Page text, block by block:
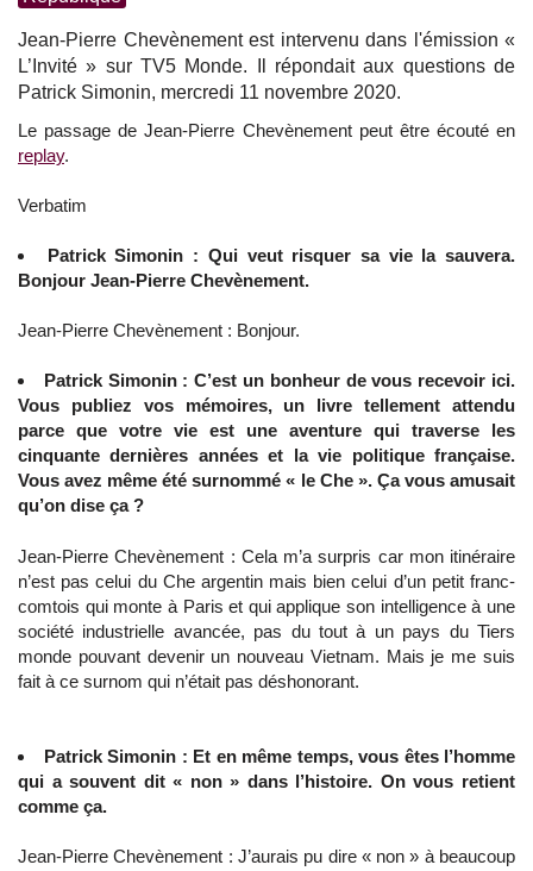
Jean-Pierre Chevènement est intervenu dans l'émission «
L’Invité » sur TV5 Monde. Il répondait aux questions de
Patrick Simonin, mercredi 11 novembre 2020.
Le passage de Jean-Pierre Chevènement peut être écouté en
replay.
Verbatim
Patrick Simonin : Qui veut risquer sa vie la sauvera.
Bonjour Jean-Pierre Chevènement.
Jean-Pierre Chevènement : Bonjour.
Patrick Simonin : C’est un bonheur de vous recevoir ici.
Vous publiez vos mémoires, un livre tellement attendu
parce que votre vie est une aventure qui traverse les
cinquante dernières années et la vie politique française.
Vous avez même été surnommé « le Che ». Ça vous amusait
qu’on dise ça ?
Jean-Pierre Chevènement : Cela m’a surpris car mon itinéraire
n’est pas celui du Che argentin mais bien celui d’un petit franc-
comtois qui monte à Paris et qui applique son intelligence à une
société industrielle avancée, pas du tout à un pays du Tiers
monde pouvant devenir un nouveau Vietnam. Mais je me suis
fait à ce surnom qui n’était pas déshonorant.
Patrick Simonin : Et en même temps, vous êtes l’homme
qui a souvent dit « non » dans l’histoire. On vous retient
comme ça.
Jean-Pierre Chevènement : J’aurais pu dire « non » à beaucoup